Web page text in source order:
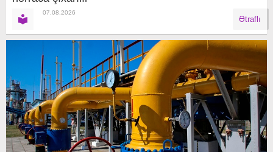
07.08.2026
Ətraflı